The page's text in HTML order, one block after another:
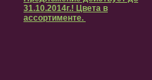
31.10.2014г.! Цвета в
ассортименте.